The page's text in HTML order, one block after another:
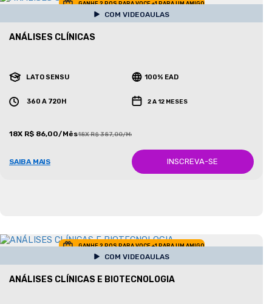
GANHE 2 POS PARA VOCE +1 PARA UM AMIGO
COM VIDEOAULAS
ANÁLISES CLÍNICAS
LATO SENSU 100% EAD
360 A 720H 2 A 12 MESES
18X R$ 86,00/Mês18X R$ 387,00/Mês
SAIBA MAIS INSCREVA-SE
GANHE 2 POS PARA VOCE +1 PARA UM AMIGO
COM VIDEOAULAS
ANÁLISES CLÍNICAS E BIOTECNOLOGIA